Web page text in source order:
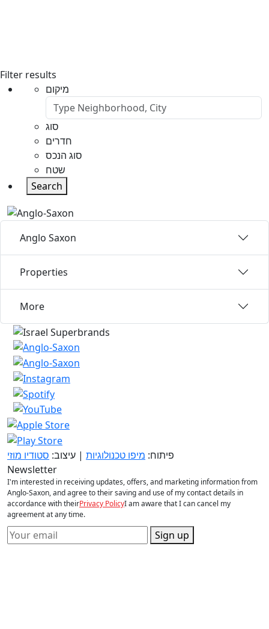
Filter results
מיקום
סוג
חדרים
סוג הנכס
שטח
Search
Anglo Saxon
Properties
More
פיתוח: מיפו טכנולוגיות | עיצוב: סטודיו מוזי
Newsletter
I'm interested in receiving updates, offers, and marketing information from
Anglo-Saxon, and agree to their saving and use of my contact details in
accordance with theirPrivacy PolicyI am aware that I can cancel my
agreement at any time.
Sign up